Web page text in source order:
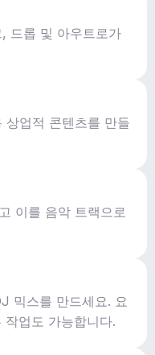
드롭 및 아우트로가
상업적 콘텐츠를 만들
이를 음악 트랙으로
믹스를 만드세요. 요
업도 가능합니다.